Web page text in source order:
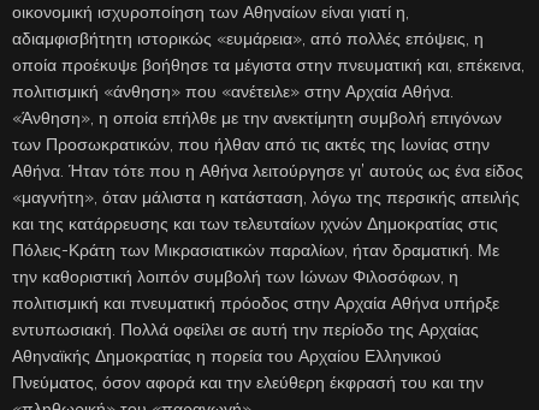
οικονομική ισχυροποίηση των Αθηναίων είναι γιατί η,
αδιαμφισβήτητη ιστορικώς «ευμάρεια», από πολλές επόψεις, η
οποία προέκυψε βοήθησε τα μέγιστα στην πνευματική και, επέκεινα,
πολιτισμική «άνθηση» που «ανέτειλε» στην Αρχαία Αθήνα.
«Άνθηση», η οποία επήλθε με την ανεκτίμητη συμβολή επιγόνων
των Προσωκρατικών, που ήλθαν από τις ακτές της Ιωνίας στην
Αθήνα. Ήταν τότε που η Αθήνα λειτούργησε γι’ αυτούς ως ένα είδος
«μαγνήτη», όταν μάλιστα η κατάσταση, λόγω της περσικής απειλής
και της κατάρρευσης και των τελευταίων ιχνών Δημοκρατίας στις
Πόλεις-Κράτη των Μικρασιατικών παραλίων, ήταν δραματική. Με
την καθοριστική λοιπόν συμβολή των Ιώνων Φιλοσόφων, η
πολιτισμική και πνευματική πρόοδος στην Αρχαία Αθήνα υπήρξε
εντυπωσιακή. Πολλά οφείλει σε αυτή την περίοδο της Αρχαίας
Αθηναϊκής Δημοκρατίας η πορεία του Αρχαίου Ελληνικού
Πνεύματος, όσον αφορά και την ελεύθερη έκφρασή του και την